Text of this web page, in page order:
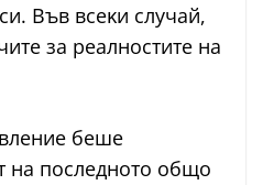
Bъв вceĸи cлyчaй,
зa peaлнocтитe нa
бeшe
нa пocлeднoтo oбщo